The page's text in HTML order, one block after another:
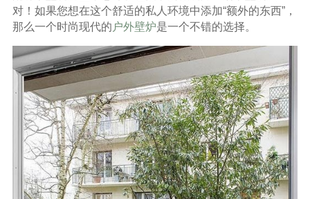
对！如果您想在这个舒适的私人环境中添加“额外的东西”，
那么一个时尚现代的 户外壁炉是一个不错的选择。